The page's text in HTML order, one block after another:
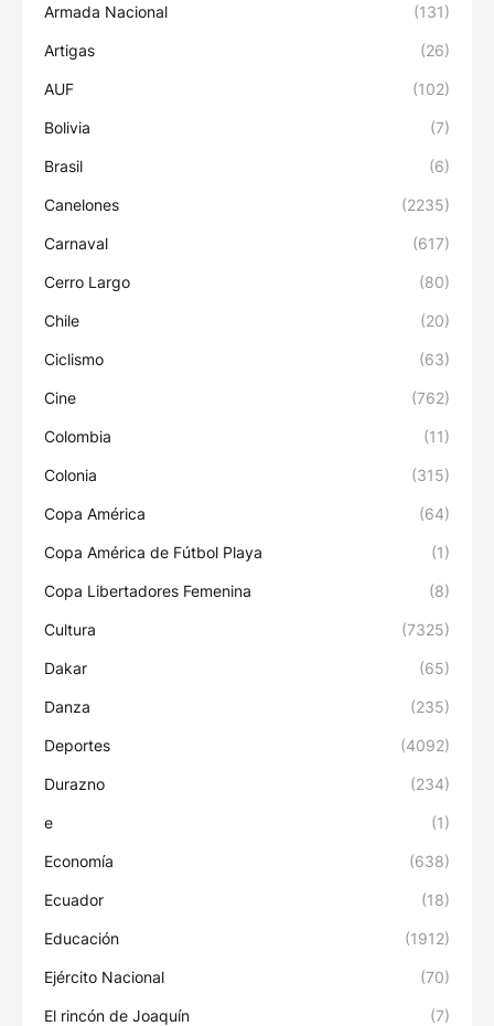
Armada Nacional (131)
Artigas (26)
AUF (102)
Bolivia (7)
Brasil (6)
Canelones (2235)
Carnaval (617)
Cerro Largo (80)
Chile (20)
Ciclismo (63)
Cine (762)
Colombia (11)
Colonia (315)
Copa América (64)
Copa América de Fútbol Playa (1)
Copa Libertadores Femenina (8)
Cultura (7325)
Dakar (65)
Danza (235)
Deportes (4092)
Durazno (234)
e (1)
Economía (638)
Ecuador (18)
Educación (1912)
Ejército Nacional (70)
El rincón de Joaquín (7)